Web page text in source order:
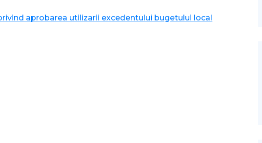
aprobarea utilizarii excedentului bugetului local